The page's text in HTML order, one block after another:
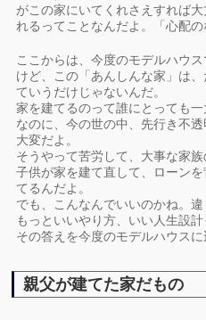
がこの家にいてくれさえすれば
れるってことなんだよ。「心配
ここからは、今度のモデルハウ
けど、この「あんしんな家」は
ていうだけじゃないんだ。
家を建てるのって誰にとっても
なのに、今の世の中、先行き不
大変だよ。
そうやって苦労して、大事な家
子供が家を建て直して、ローン
てるんだよ。
でも、こんなんでいいのかね。
もっといいやり方、いい人生設計
その答えを今度のモデルハウスに
親父が建てた家だもの